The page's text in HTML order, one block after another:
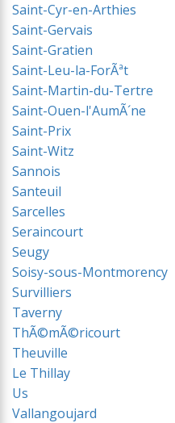
Saint-Cyr-en-Arthies
Saint-Gervais
Saint-Gratien
Saint-Leu-la-ForÃªt
Saint-Martin-du-Tertre
Saint-Ouen-l'AumÃ´ne
Saint-Prix
Saint-Witz
Sannois
Santeuil
Sarcelles
Seraincourt
Seugy
Soisy-sous-Montmorency
Survilliers
Taverny
ThÃ©mÃ©ricourt
Theuville
Le Thillay
Us
Vallangoujard